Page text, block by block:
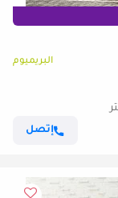
البريميوم
إتصل